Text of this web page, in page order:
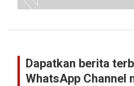
Dapatkan berita
WhatsApp Channel